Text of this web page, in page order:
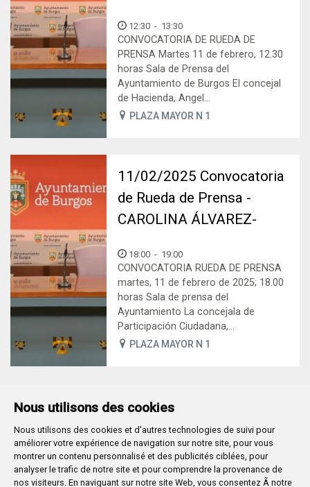
Nous utilisons des cookies
Nous utilisons des cookies et d'autres technologies de suivi pour
améliorer votre expérience de navigation sur notre site, pour vous
montrer un contenu personnalisé et des publicités ciblées, pour
analyser le trafic de notre site et pour comprendre la provenance de
nos visiteurs. En naviguant sur notre site Web, vous consentez Ã notre
12:30 - 13:30
CONVOCATORIA DE RUEDA DE
PRENSA Martes 11 de febrero, 12.30
horas Sala de Prensa del
Ayuntamiento de Burgos El concejal
de Hacienda, Angel...
PLAZA MAYOR N 1
11/02/2025 Convocatoria
de Rueda de Prensa -
CAROLINA ÁLVAREZ-
18:00 - 19:00
CONVOCATORIA RUEDA DE PRENSA
martes, 11 de febrero de 2025; 18.00
horas Sala de prensa del
Ayuntamiento La concejala de
Participación Ciudadana,...
PLAZA MAYOR N 1
Plaza Mayor 1- 09071BURGOS
947 288 800 CIF: P-0906100-C
CONTACTO | AVISOS, QUEJAS Y SUGERENCIAS